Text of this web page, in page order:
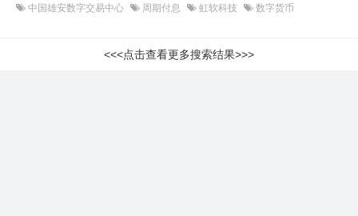
中国雄安数字交易中心 周期付息 虹软科技 数字货币
<<<点击查看更多搜索结果>>>